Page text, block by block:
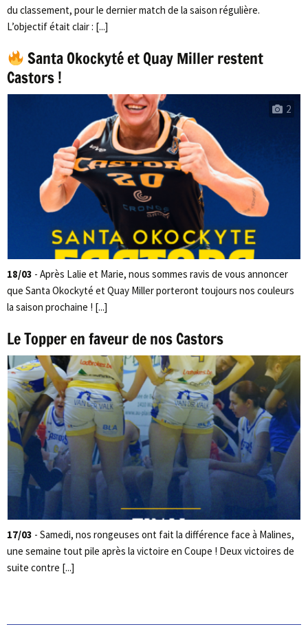
du classement, pour le dernier match de la saison régulière.
L’objectif était clair : [...]
Santa Okockyté et Quay Miller restent
Castors !
2
18/03 - Après Lalie et Marie, nous sommes ravis de vous annoncer
que Santa Okockyté et Quay Miller porteront toujours nos couleurs
la saison prochaine ! [...]
Le Topper en faveur de nos Castors
17/03 - Samedi, nos rongeuses ont fait la différence face à Malines,
une semaine tout pile après la victoire en Coupe ! Deux victoires de
suite contre [...]